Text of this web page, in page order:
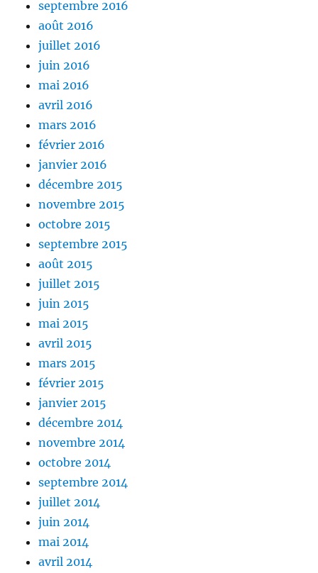
septembre 2016
août 2016
juillet 2016
juin 2016
mai 2016
avril 2016
mars 2016
février 2016
janvier 2016
décembre 2015
novembre 2015
octobre 2015
septembre 2015
août 2015
juillet 2015
juin 2015
mai 2015
avril 2015
mars 2015
février 2015
janvier 2015
décembre 2014
novembre 2014
octobre 2014
septembre 2014
juillet 2014
juin 2014
mai 2014
avril 2014